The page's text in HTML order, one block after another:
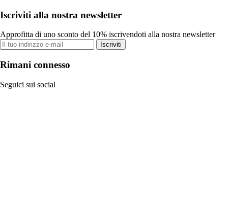
Iscriviti alla nostra newsletter
Approfitta di uno sconto del 10% iscrivendoti alla nostra newsletter
Iscriviti
Rimani connesso
Seguici sui social